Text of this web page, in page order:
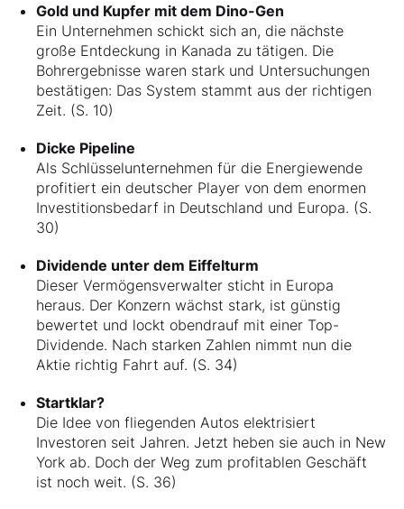
Gold und Kupfer mit dem Dino-Gen
Ein Unternehmen schickt sich an, die nächste
große Entdeckung in Kanada zu tätigen. Die
Bohrergebnisse waren stark und Untersuchungen
bestätigen: Das System stammt aus der richtigen
Zeit. (S. 10)
Dicke Pipeline
Als Schlüsselunternehmen für die Energiewende
profitiert ein deutscher Player von dem enormen
Investitionsbedarf in Deutschland und Europa. (S.
30)
Dividende unter dem Eiffelturm
Dieser Vermögensverwalter sticht in Europa
heraus. Der Konzern wächst stark, ist günstig
bewertet und lockt obendrauf mit einer Top-
Dividende. Nach starken Zahlen nimmt nun die
Aktie richtig Fahrt auf. (S. 34)
Startklar?
Die Idee von fliegenden Autos elektrisiert
Investoren seit Jahren. Jetzt heben sie auch in New
York ab. Doch der Weg zum profitablen Geschäft
ist noch weit. (S. 36)